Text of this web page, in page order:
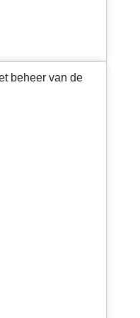
beheer van de